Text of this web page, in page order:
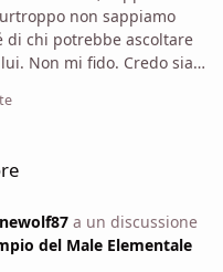
non sappiamo
di chi potrebbe ascoltare
Non mi fido. Credo sia
portandolo dal conte
a un discussione
del Male Elementale